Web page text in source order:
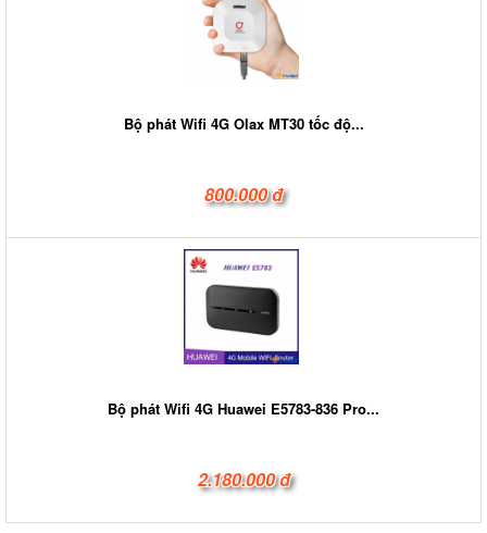
Bộ phát Wifi 4G Olax MT30 tốc độ...
800.000 đ
Bộ phát Wifi 4G Huawei E5783-836 Pro...
2.180.000 đ